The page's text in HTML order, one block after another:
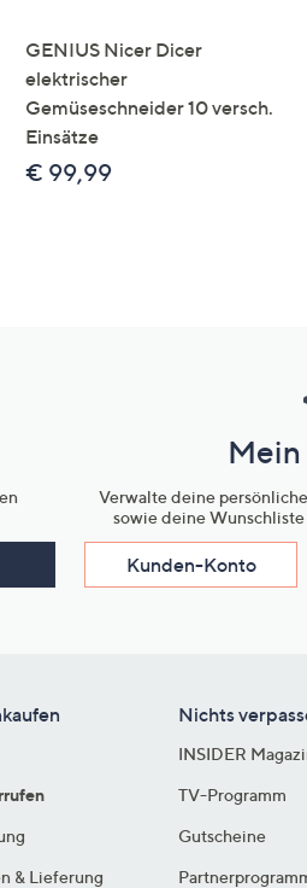
GENIUS Nicer Dicer
elektrischer
Gemüseschneider 10 versch.
Einsätze
€ 99,99
Verwalte deine
sowie deine
Kunden-Konto
& Lieferung
Nichts
INSIDER
TV-Programm
Gutscheine